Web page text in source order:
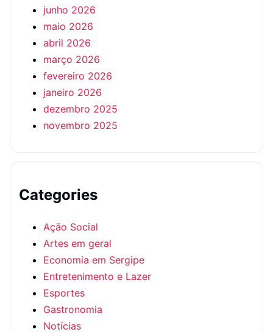
junho 2026
maio 2026
abril 2026
março 2026
fevereiro 2026
janeiro 2026
dezembro 2025
novembro 2025
Categories
Ação Social
Artes em geral
Economia em Sergipe
Entretenimento e Lazer
Esportes
Gastronomia
Notícias